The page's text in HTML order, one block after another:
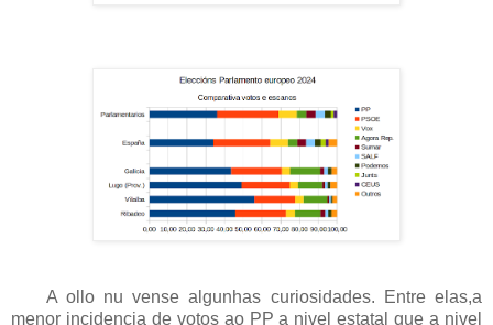
A ollo nu vense algunhas curiosidades. Entre elas,a
menor incidencia de votos ao PP a nivel estatal que a nivel